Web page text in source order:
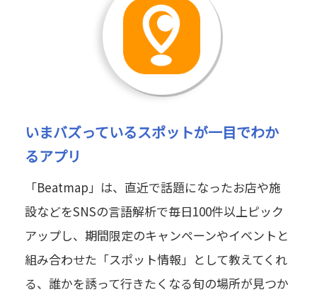
いまバズっているスポットが一目でわか
るアプリ
「Beatmap」は、直近で話題になったお店や施
設などをSNSの言語解析で毎日100件以上ピック
アップし、期間限定のキャンペーンやイベントと
組み合わせた「スポット情報」として教えてくれ
る、誰かを誘って行きたくなる旬の場所が見つか